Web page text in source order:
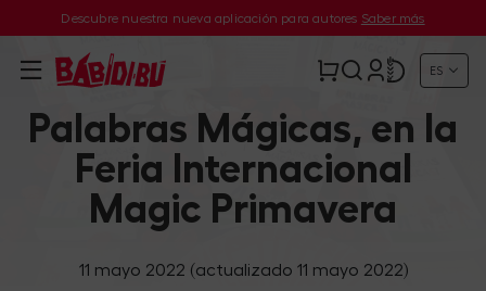
Descubre nuestra nueva aplicación para autores Saber más
ES
Palabras Mágicas, en la
Feria Internacional
Magic Primavera
11 mayo 2022 (actualizado 11 mayo 2022)